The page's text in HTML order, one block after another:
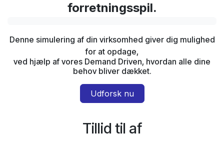
forretningsspil.
Denne simulering af din virksomhed giver dig mulighed
for at opdage,
ved hjælp af vores Demand Driven, hvordan alle dine
behov bliver dækket.
Udforsk nu
Tillid til af